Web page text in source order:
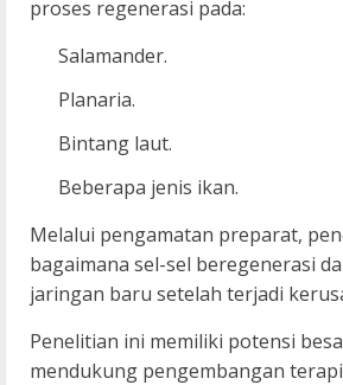
proses regenerasi pada:
Salamander.
Planaria.
Bintang laut.
Beberapa jenis ikan.
Melalui pengamatan preparat,
bagaimana sel-sel beregenerasi
jaringan baru setelah terjadi
Penelitian ini memiliki potensi
mendukung pengembangan